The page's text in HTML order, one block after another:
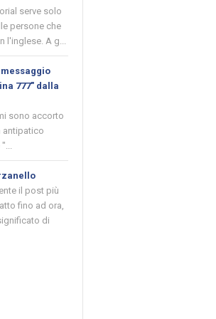
serve solo
persone che
l'inglese. A g...
777" dalla
sono accorto
antipatico
il post più
fino ad ora,
di